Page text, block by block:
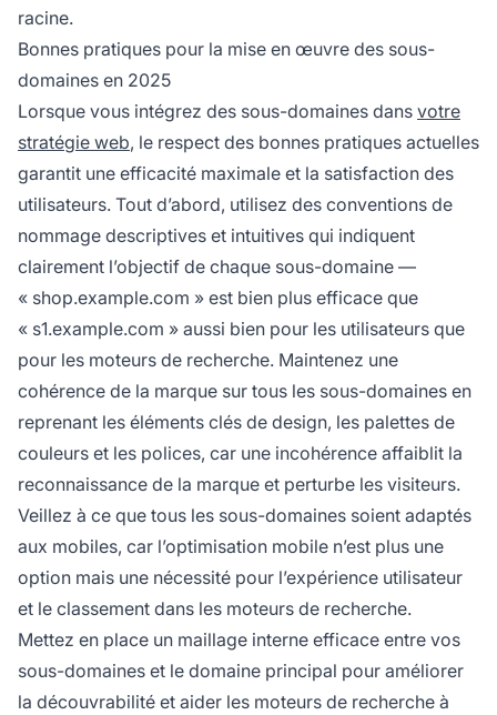
racine.
Bonnes pratiques pour la mise en œuvre des sous-
domaines en 2025
Lorsque vous intégrez des sous-domaines dans votre
stratégie web, le respect des bonnes pratiques actuelles
garantit une efficacité maximale et la satisfaction des
utilisateurs. Tout d’abord, utilisez des conventions de
nommage descriptives et intuitives qui indiquent
clairement l’objectif de chaque sous-domaine —
« shop.example.com » est bien plus efficace que
« s1.example.com » aussi bien pour les utilisateurs que
pour les moteurs de recherche. Maintenez une
cohérence de la marque sur tous les sous-domaines en
reprenant les éléments clés de design, les palettes de
couleurs et les polices, car une incohérence affaiblit la
reconnaissance de la marque et perturbe les visiteurs.
Veillez à ce que tous les sous-domaines soient adaptés
aux mobiles, car l’optimisation mobile n’est plus une
option mais une nécessité pour l’expérience utilisateur
et le classement dans les moteurs de recherche.
Mettez en place un maillage interne efficace entre vos
sous-domaines et le domaine principal pour améliorer
la découvrabilité et aider les moteurs de recherche à